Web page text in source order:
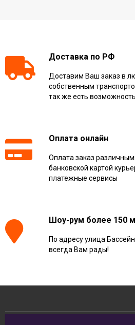
Доставка по РФ
Доставим Ваш заказ в
собственным
так же есть
Оплата онлайн
Оплата заказ
банковской картой
платежные сервисы
Шоу-рум более 150
По адресу улица
всегда Вам рады!